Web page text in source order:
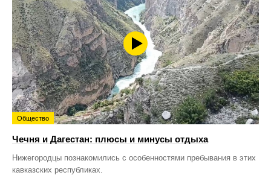
Общество
Чечня и Дагестан: плюсы и минусы отдыха
Нижегородцы познакомились с особенностями пребывания в этих
кавказских республиках.